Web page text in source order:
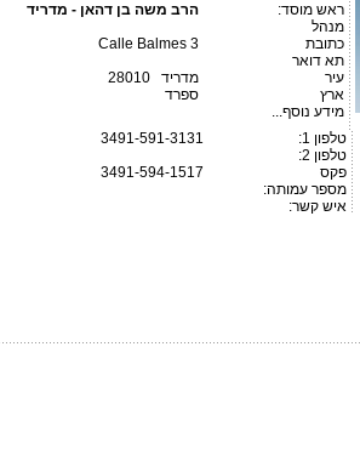
ראש מוסד:
הרב משה בן דהאן - מדריד
מנהל
כתובת
Calle Balmes 3
תא דואר
עיר
מדריד 28010
ארץ
ספרד
מידע נוסף...
טלפון 1:
טלפון 2:
פקס
מספר עמותה:
איש קשר:
3491-591-3131
3491-594-1517